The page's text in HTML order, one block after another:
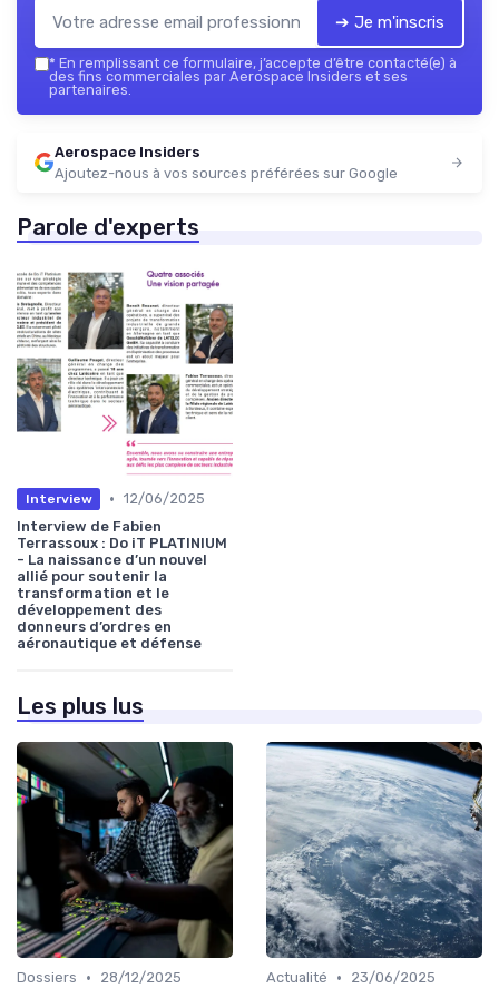
➔ Je m'inscris
* En remplissant ce formulaire, j’accepte d’être contacté(e) à
des fins commerciales par Aerospace Insiders et ses
partenaires.
Aerospace Insiders
Ajoutez-nous à vos sources préférées sur Google
Parole d'experts
Interview • 12/06/2025
Interview de Fabien
Terrassoux : Do iT PLATINIUM
- La naissance d’un nouvel
allié pour soutenir la
transformation et le
développement des
donneurs d’ordres en
aéronautique et défense
Les plus lus
Dossiers •
28/12/2025
Actualité •
23/06/2025